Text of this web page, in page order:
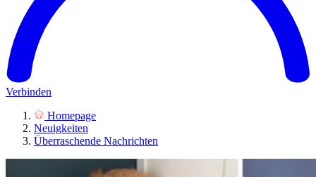
Verbinden
Homepage
Neuigkeiten
Überraschende Nachrichten